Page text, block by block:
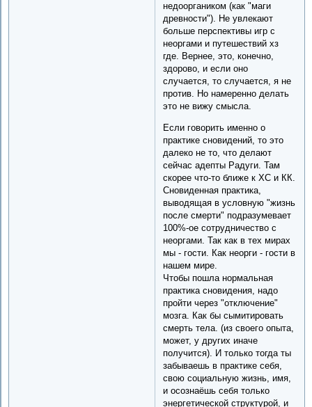
недооргаником (как "маги
древности"). Не увлекают
больше перспективы игр с
неоргами и путешествий хз
где. Вернее, это, конечно,
здорово, и если оно
случается, то случается, я не
против. Но намеренно делать
это не вижу смысла.
Если говорить именно о
практике сновидений, то это
далеко не то, что делают
сейчас адепты Радуги. Там
скорее что-то ближе к ХС и КК.
Сновиденная практика,
выводящая в условную "жизнь
после смерти" подразумевает
100%-ое сотрудничество с
неоргами. Так как в тех мирах
мы - гости. Как неорги - гости в
нашем мире.
Чтобы пошла нормальная
практика сновидения, надо
пройти через "отключение"
мозга. Как бы сымитировать
смерть тела. (из своего опыта,
может, у других иначе
получится). И только тогда ты
забываешь в практике себя,
свою социальную жизнь, имя,
и осознаёшь себя только
энергетической структурой, и